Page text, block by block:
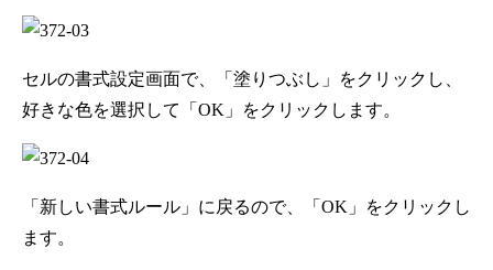
セルの書式設定画面で、「塗りつぶし」をクリックし、
好きな色を選択して「OK」をクリックします。
「新しい書式ルール」に戻るので、「OK」をクリックし
ます。